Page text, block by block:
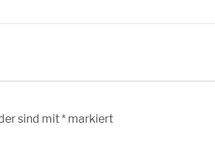
sind mit* markiert